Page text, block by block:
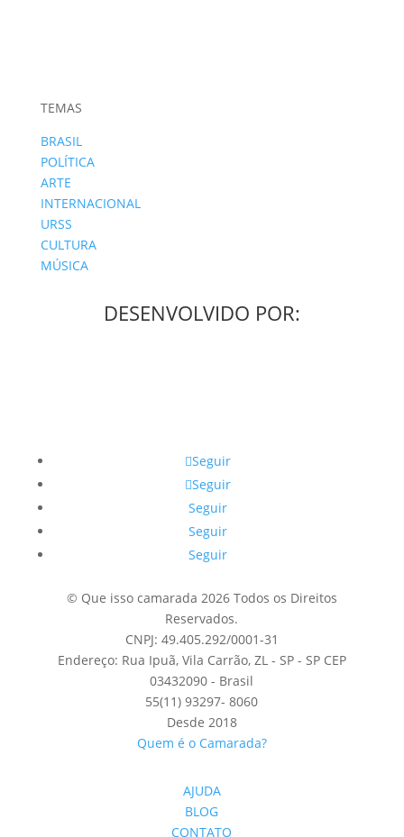
TEMAS
BRASIL
POLÍTICA
ARTE
INTERNACIONAL
URSS
CULTURA
MÚSICA
DESENVOLVIDO POR:
Seguir
Seguir
Seguir
Seguir
Seguir
© Que isso camarada 2026 Todos os Direitos
Reservados.
CNPJ: 49.405.292/0001-31
Endereço: Rua Ipuã, Vila Carrão, ZL - SP - SP CEP
03432090 - Brasil
55(11) 93297- 8060
Desde 2018
Quem é o Camarada?
AJUDA
BLOG
CONTATO